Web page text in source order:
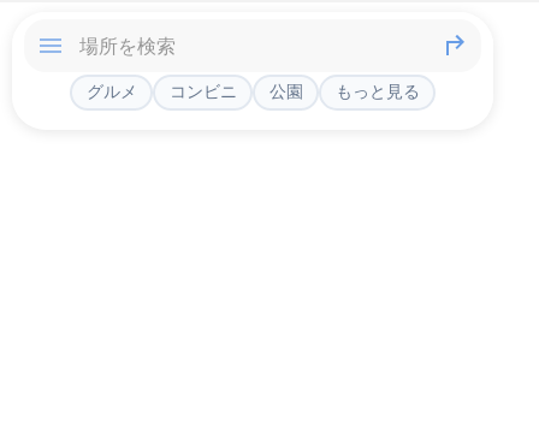
グルメ コンビニ 公園 もっと見る